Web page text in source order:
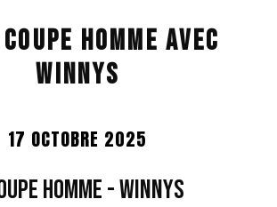
HOMME AVEC
WINNYS
17 OCTOBRE 2025
HOMME - WINNYS